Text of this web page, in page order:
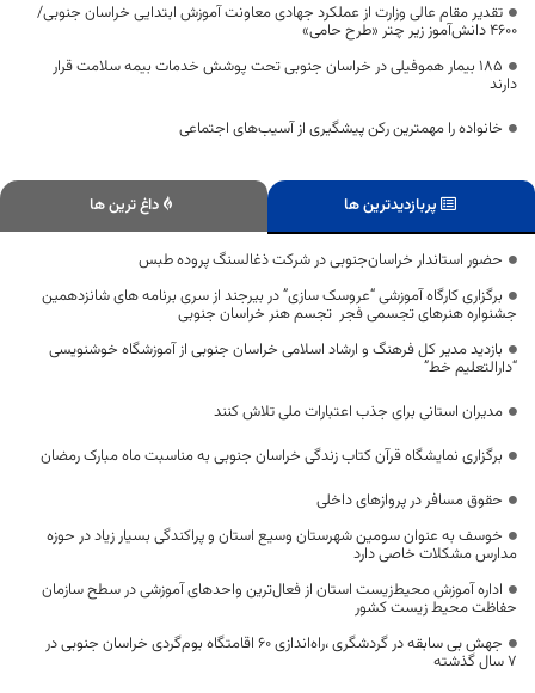
تقدیر مقام عالی وزارت از عملکرد جهادی معاونت آموزش ابتدایی خراسان جنوبی/
۴۶۰۰ دانش‌آموز زیر چتر «طرح حامی»
۱۸۵ بیمار هموفیلی در خراسان جنوبی تحت پوشش خدمات بیمه سلامت قرار
دارند
خانواده را مهمترین رکن پیشگیری از آسیب‌های اجتماعی
پربازدیدترین ها داغ ترین ها
حضور استاندار خراسان‌جنوبی در شرکت ذغالسنگ پروده طبس
برگزاری کارگاه آموزشی “عروسک سازی” در بیرجند از سری برنامه های شانزدهمین
جشنواره هنرهای تجسمی فجر تجسم هنر خراسان جنوبی
بازدید مدیر کل فرهنگ و ارشاد اسلامی خراسان جنوبی از آموزشگاه خوشنویسی
“دارالتعلیم خط”
مدیران استانی برای جذب اعتبارات ملی تلاش کنند
برگزاری نمایشگاه قرآن کتاب زندگی خراسان جنوبی به مناسبت ماه مبارک رمضان
حقوق مسافر در پروازهای داخلی
خوسف به عنوان سومین شهرستان وسیع استان و پراکندگی بسیار زیاد در حوزه
مدارس مشکلات خاصی دارد
اداره آموزش محیط‌زیست استان از فعال‌ترین واحدهای آموزشی در سطح سازمان
حفاظت محیط‌ زیست کشور
جهش بی سابقه در گردشگری ،راه‌اندازی 60 اقامتگاه بوم‌‎‌گردی خراسان جنوبی در
7 سال گذشته